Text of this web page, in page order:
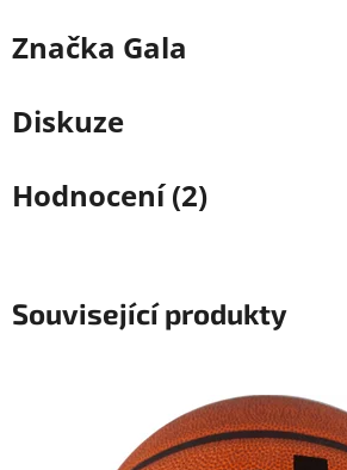
Značka Gala
Diskuze
Hodnocení (2)
Související produkty